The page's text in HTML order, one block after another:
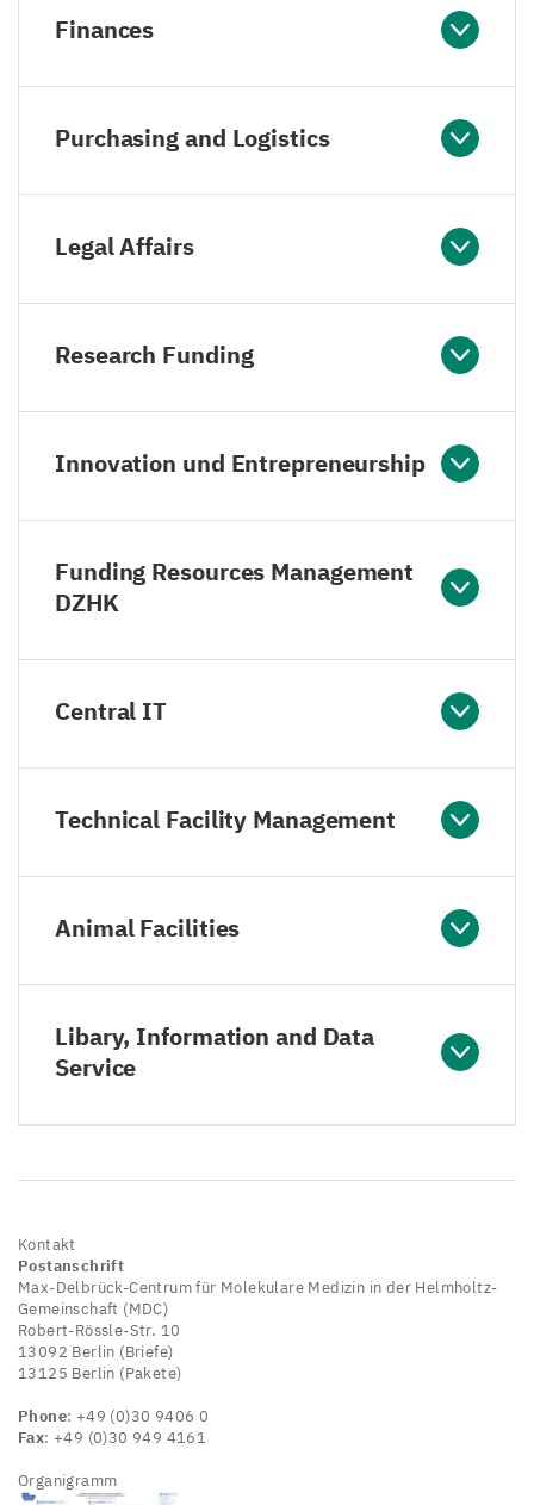
Finances
Purchasing and Logistics
Legal Affairs
Research Funding
Innovation und Entrepreneurship
Funding Resources Management
DZHK
Central IT
Technical Facility Management
Animal Facilities
Libary, Information and Data
Service
Kontakt
Postanschrift
Max-Delbrück-Centrum für Molekulare Medizin in der Helmholtz-
Gemeinschaft (MDC)
Robert-Rössle-Str. 10
13092 Berlin (Briefe)
13125 Berlin (Pakete)
Phone: +49 (0)30 9406 0
Fax: +49 (0)30 949 4161
Organigramm